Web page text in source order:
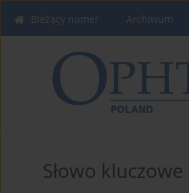
Bieżący numer Archiwum
Słowo kluczowe